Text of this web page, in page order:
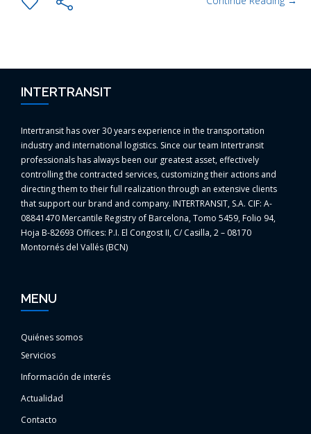
INTERTRANSIT
Intertransit has over 30 years experience in the transportation
industry and international logistics. Since our team Intertransit
professionals has always been our greatest asset, effectively
controlling the contracted services, customizing their actions and
directing them to their full realization through an extensive clients
that support our brand and company. INTERTRANSIT, S.A. CIF: A-
08841470 Mercantile Registry of Barcelona, Tomo 5459, Folio 94,
Hoja B-82693 Offices: P.I. El Congost II, C/ Casilla, 2 – 08170
Montornés del Vallés (BCN)
MENU
Quiénes somos
Servicios
Información de interés
Actualidad
Contacto